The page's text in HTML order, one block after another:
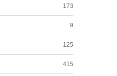
173
9
125
415